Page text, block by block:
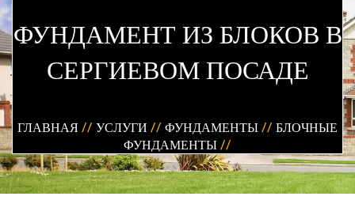
ФУНДАМЕНТ ИЗ БЛОКОВ В
СЕРГИЕВОМ ПОСАДЕ
ГЛАВНАЯ// УСЛУГИ // ФУНДАМЕНТЫ// БЛОЧНЫЕ
ФУНДАМЕНТЫ//